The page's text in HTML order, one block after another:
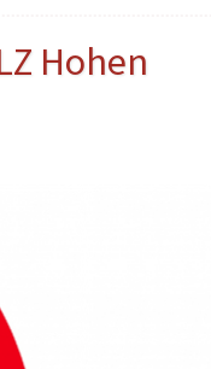
Hohen Neuendorf
Hohen